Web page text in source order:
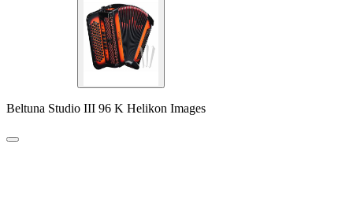
Beltuna Studio III 96 K Helikon Images